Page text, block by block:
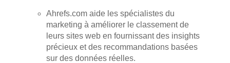
Ahrefs.com aide les spécialistes du
marketing à améliorer le classement de
leurs sites web en fournissant des insights
précieux et des recommandations basées
sur des données réelles.